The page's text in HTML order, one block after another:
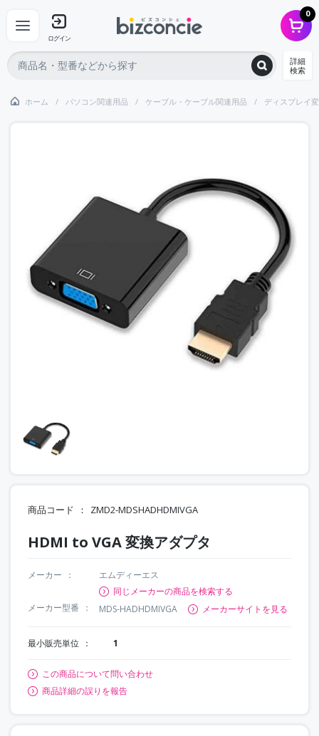
ログイン
0
詳細
検索
ホーム パソコン関連用品 ケーブル・ケーブル関連用品 ディスプレイ
商品コード ZMD2-MDSHADHDMIVGA
HDMI to VGA 変換アダプタ
メーカー
エムディーエス
同じメーカーの商品を検索する
メーカー型番
MDS-HADHDMIVGA メーカーサイトを見る
最小販売単位 1
この商品について問い合わせ
商品詳細の誤りを報告